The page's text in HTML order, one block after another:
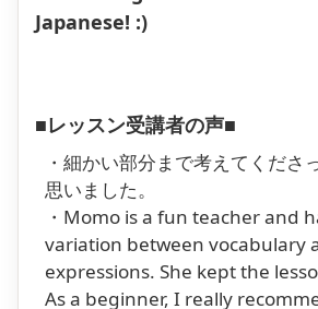
Japanese! :)
■レッスン受講者の声■
・細かい部分まで考えてくださ
思いました。
・Momo is a fun teacher and
variation between vocabulary
expressions. She kept the
As a beginner, I really